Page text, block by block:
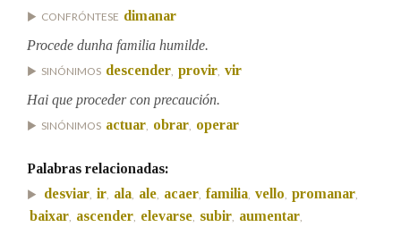
Na fraseoloxía
Marcas gramaticais
CONFRÓNTESE dimanar
Procede dunha familia humilde.
SINÓNIMOS descender, provir, vir
Hai que proceder con precaución.
SINÓNIMOS actuar, obrar, operar
Palabras relacionadas:
desviar, ir, ala, ale, acaer, familia, vello, promanar,
baixar, ascender, elevarse, subir, aumentar,